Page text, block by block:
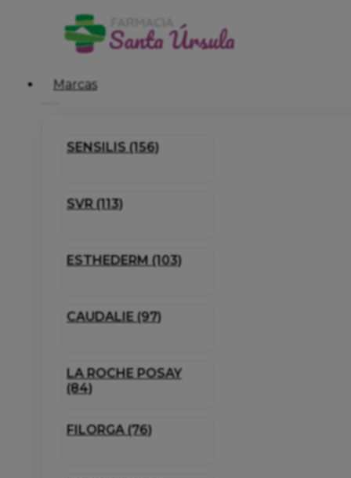
Marcas
SENSILIS (156)
SVR (113)
ESTHEDERM (103)
CAUDALIE (97)
LA ROCHE POSAY
(84)
FILORGA (76)